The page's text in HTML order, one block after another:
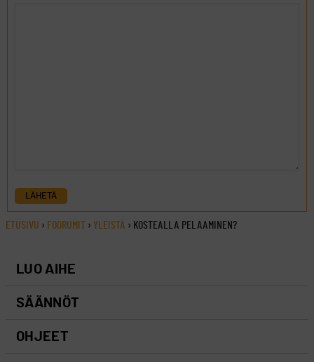
LÄHETÄ
ETUSIVU › FOORUMIT › YLEISTÄ › KOSTEALLA PELAAMINEN?
LUO AIHE
SÄÄNNÖT
OHJEET